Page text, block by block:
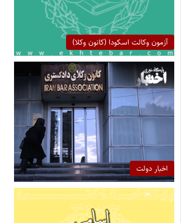
آزمون وکالت اسکودا (کانون وکلا)
اخبار دولت